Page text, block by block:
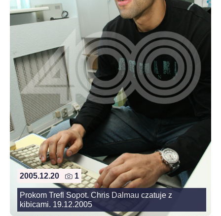
2005.12.20 1
Prokom Trefl Sopot. Chris Dalmau czatuje z
kibicami. 19.12.2005